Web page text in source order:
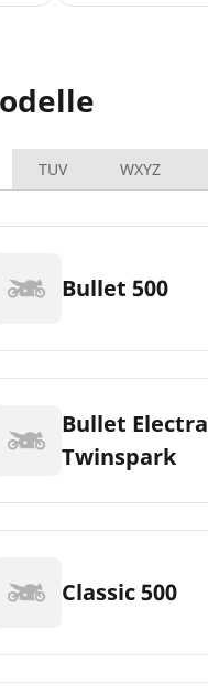
TUV WXYZ
Bullet 500
Bullet Electra
Twinspark
Classic 500